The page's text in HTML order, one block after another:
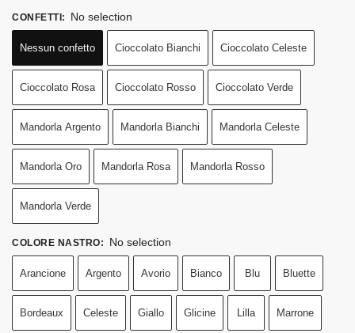
CONFETTI: No selection
Nessun confetto Cioccolato Bianchi Cioccolato Celeste
Cioccolato Rosa Cioccolato Rosso Cioccolato Verde
Mandorla Argento Mandorla Bianchi Mandorla Celeste
Mandorla Oro Mandorla Rosa Mandorla Rosso
Mandorla Verde
COLORE NASTRO: No selection
Arancione Argento Avorio Bianco Blu Bluette
Bordeaux Celeste Giallo Glicine Lilla Marrone